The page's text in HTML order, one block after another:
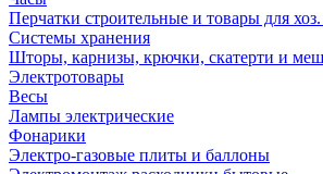
Перчатки строительные и товары для
Системы хранения
Шторы, карнизы, крючки, скатерти и
Электротовары
Весы
Лампы электрические
Фонарики
Электро-газовые плиты и баллоны